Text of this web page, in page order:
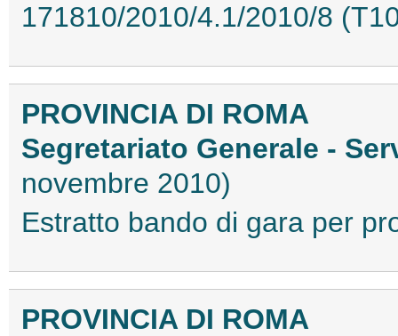
171810/2010/4.1/2010/8
PROVINCIA DI ROMA
Segretariato Generale -
novembre 2010)
Estratto bando di gara per
PROVINCIA DI ROMA